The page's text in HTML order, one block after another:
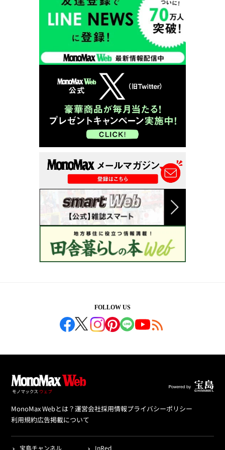
FOLLOW US
MonoMax Webとは？運営会社採用情報プライバシーポリシー
利用規約広告掲載について
宝島チャンネル InRed